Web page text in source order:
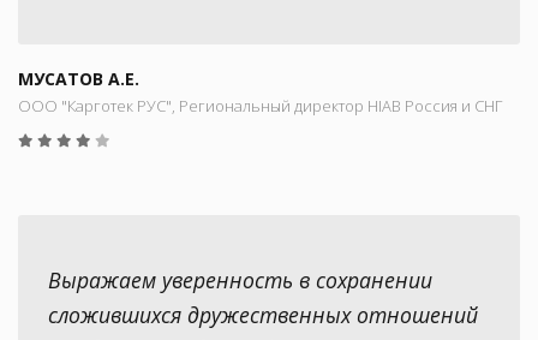
МУСАТОВ А.Е.
ООО "Карготек РУС", Региональный директор HIAB Россия и СНГ
Выражаем уверенность в сохранении
сложившихся дружественных отношений